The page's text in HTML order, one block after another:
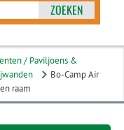
ZOEKEN
/ Paviljoens &
Bo-Camp Air
raam